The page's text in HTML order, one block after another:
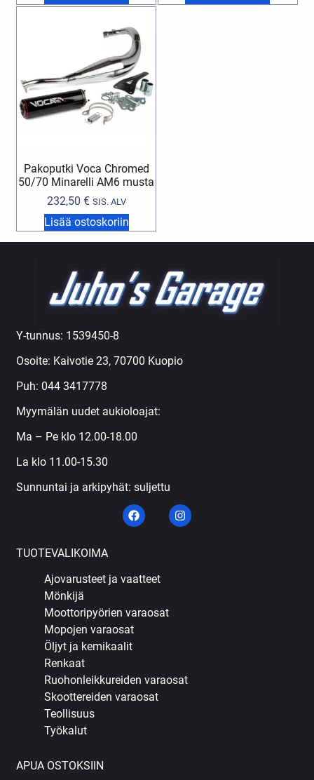
Pakoputki Voca Chromed
50/70 Minarelli AM6 musta
232,50 € SIS. ALV
Lisää ostoskoriin
Y-tunnus: 1539450-8
Osoite: Kaivotie 23, 70700 Kuopio
Puh: 044 3417778
Myymälän uudet aukioloajat:
Ma – Pe klo 12.00-18.00
La klo 11.00-15.30
Sunnuntai ja arkipyhät: suljettu
TUOTEVALIKOIMA
Ajovarusteet ja vaatteet
Mönkijä
Moottoripyörien varaosat
Mopojen varaosat
Öljyt ja kemikaalit
Renkaat
Ruohonleikkureiden varaosat
Skoottereiden varaosat
Teollisuus
Työkalut
APUA OSTOKSIIN